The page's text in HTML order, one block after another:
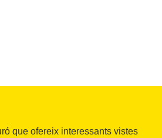
que ofereix interessants vistes